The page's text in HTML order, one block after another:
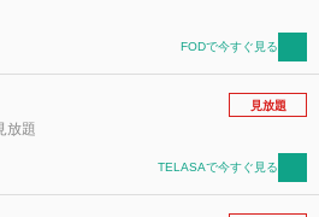
FODで今すぐ見る
放題
見放題
TELASAで今すぐ見る